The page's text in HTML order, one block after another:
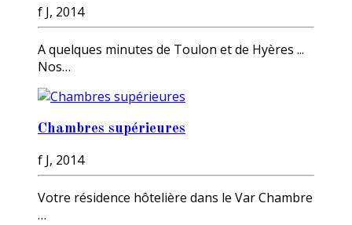
f J, 2014
A quelques minutes de Toulon et de Hyères ...
Nos…
Chambres supérieures
f J, 2014
Votre résidence hôtelière dans le Var Chambre
…